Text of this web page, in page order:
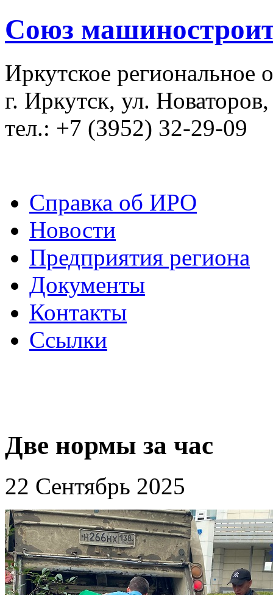
Союз
Иркутское региональное
г. Иркутск, ул.
тел.: +7 (3952) 32-29-09
Справка об ИРО
Новости
Предприятия региона
Документы
Контакты
Ссылки
Две нормы за час
22 Сентябрь 2025